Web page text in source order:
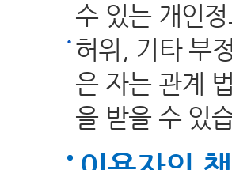
수 있는 개인
허위, 기타 부
은 자는 관계
을 받을 수 있